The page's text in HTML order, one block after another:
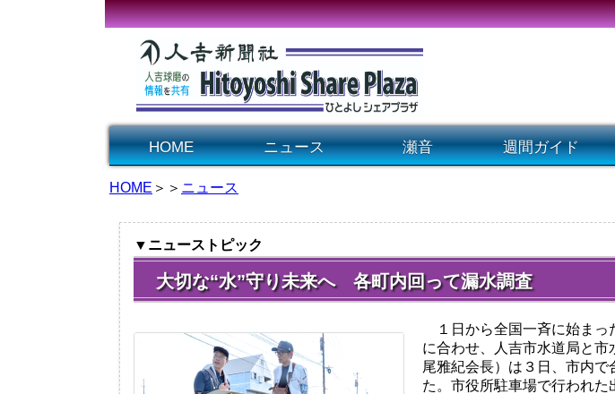
HOME ニュース 瀬音 週間ガイド
HOME ＞＞ ニュース
▼ニューストピック
大切な“水”守り未来へ 各町内回って漏水調査
１日から全国一斉に始まっ
に合わせ、人吉市水道局と市
尾雅紀会長）は３日、市内で
た。市役所駐車場で行われ